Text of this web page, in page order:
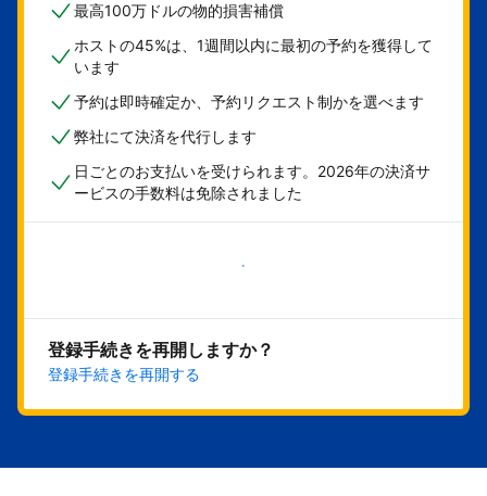
最高100万ドルの物的損害補償
ホストの45%は、1週間以内に最初の予約を獲得して
います
予約は即時確定か、予約リクエスト制かを選べます
弊社にて決済を代行します
日ごとのお支払いを受けられます。2026年の決済サ
ービスの手数料は免除されました
今すぐ始める
登録手続きを再開しますか？
登録手続きを再開する